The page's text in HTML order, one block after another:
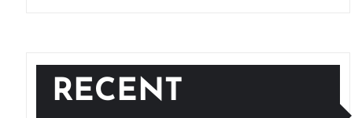
RECENT